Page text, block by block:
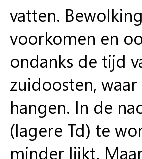
vatten.
voorkomen en
ondanks de tijd
zuidoosten,
hangen. In de
(lagere Td) te
minder lijkt.